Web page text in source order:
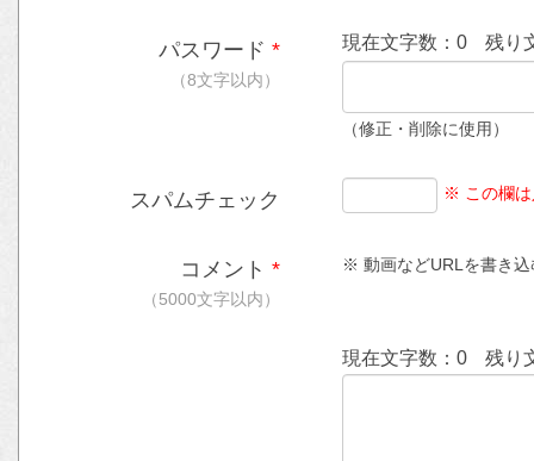
パスワード *
（8文字以内）
現在文字数：0 残り
（修正・削除に使用）
スパムチェック ※ この欄は
コメント *
（5000文字以内）
※ 動画などURLを書き
現在文字数：0 残り